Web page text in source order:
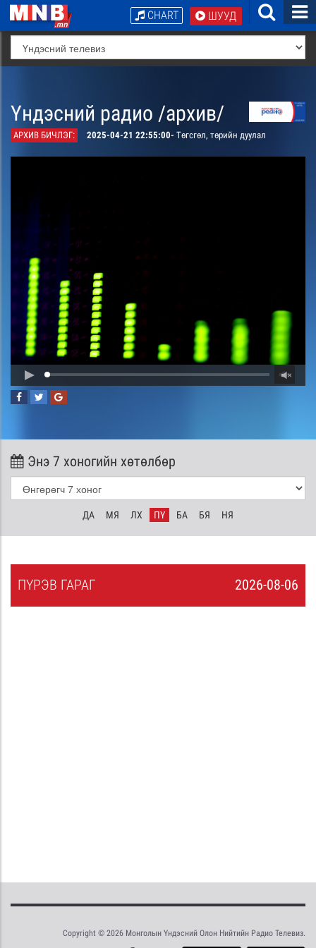
ШУУД
CHART
Үндэсний радио /архив/
АРХИВ БИЧЛЭГ: 2025-04-21 22:55:00- Төгсгөл, төрийн дуулал
Энэ 7 хоногийн хөтөлбөр
ДА МЯ ЛХ ПҮ БА БЯ НЯ
2026-08-06
ПҮРЭВ ГАРАГ
Copyright © 2026 Монголын Үндэсний Олон Нийтийн Радио Телевиз.